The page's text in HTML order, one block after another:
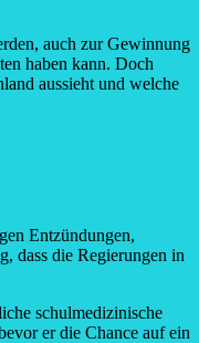
auch zur Gewinnung
haben kann. Doch
aussieht und welche
Entzündungen,
dass die Regierungen in
schulmedizinische
er die Chance auf ein